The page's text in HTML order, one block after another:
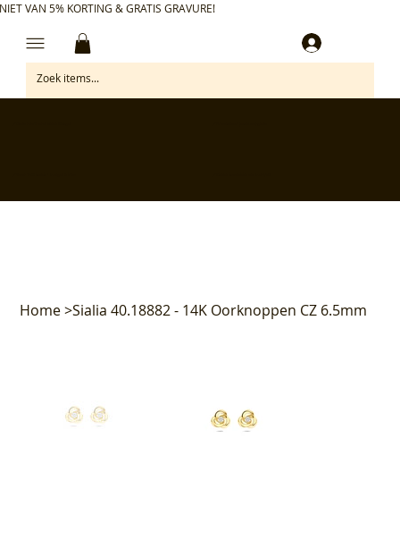
VAN 5% KORTING & GRATIS GRAVURE!
Home>Sialia 40.18882 - 14K Oorknoppen CZ 6.5mm